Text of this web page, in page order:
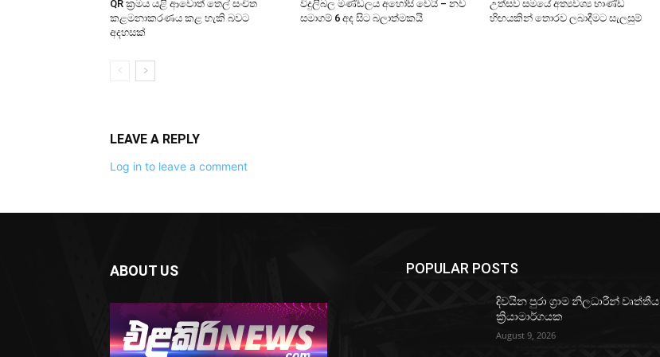
QR ක්‍රමය යළි ආවොත් තෙල් සංචිත
කළමනාකරණය කළ හැකි බවට
අදහසක්
විදුලිබල මණ්ඩලය අහෝසි වෙයි – නව
සමාගම් 6 අද සිට බලාත්මකයි
උත්සව සමයේ අත්‍යවශ්‍ය භාණ්ඩ
හිඟයකින් තොරව ලබාදීමට සැලසුම්
LEAVE A REPLY
Log in to leave a comment
ABOUT US POPULAR POSTS
දිවයින පුරා ග්‍රාම නිලධාරීන් වෘත්තීය
ක්‍රියාමාර්ගයක
August 9, 2026